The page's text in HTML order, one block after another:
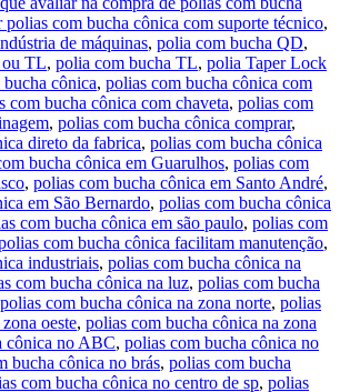
polias com bucha cônica com suporte técnico,
de máquinas, polia com bucha QD,
ou TL, polia com bucha TL, polia Taper Lock
cônica, polias com bucha cônica com
com bucha cônica com chaveta, polias com
, polias com bucha cônica comprar,
direto da fabrica, polias com bucha cônica
bucha cônica em Guarulhos, polias com
, polias com bucha cônica em Santo André,
em São Bernardo, polias com bucha cônica
com bucha cônica em são paulo, polias com
com bucha cônica facilitam manutenção,
industriais, polias com bucha cônica na
com bucha cônica na luz, polias com bucha
polias com bucha cônica na zona norte, polias
oeste, polias com bucha cônica na zona
cônica no ABC, polias com bucha cônica no
bucha cônica no brás, polias com bucha
com bucha cônica no centro de sp, polias